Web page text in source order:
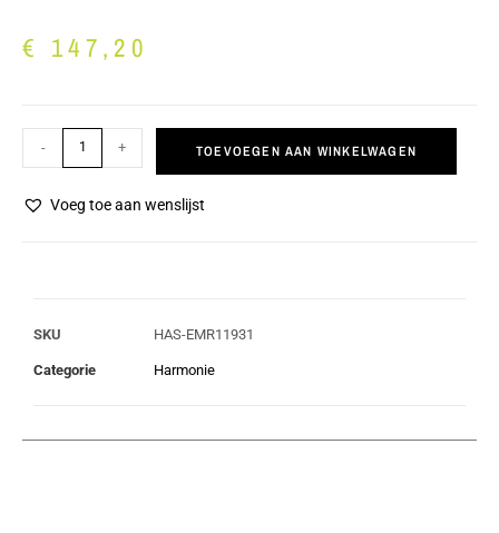
€ 147,20
- + TOEVOEGEN AAN WINKELWAGEN
Voeg toe aan wenslijst
SKU HAS-EMR11931
Categorie Harmonie